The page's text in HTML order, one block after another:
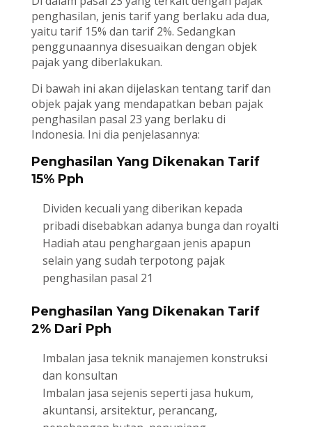
penghasilan, jenis tarif yang berlaku ada dua,
yaitu tarif 15% dan tarif 2%. Sedangkan
penggunaannya disesuaikan dengan objek
pajak yang diberlakukan.
Di bawah ini akan dijelaskan tentang tarif dan
objek pajak yang mendapatkan beban pajak
penghasilan pasal 23 yang berlaku di
Indonesia. Ini dia penjelasannya:
Penghasilan Yang Dikenakan Tarif
15% Pph
Dividen kecuali yang diberikan kepada
pribadi disebabkan adanya bunga dan royalti
Hadiah atau penghargaan jenis apapun
selain yang sudah terpotong pajak
penghasilan pasal 21
Penghasilan Yang Dikenakan Tarif
2% Dari Pph
Imbalan jasa teknik manajemen konstruksi
dan konsultan
Imbalan jasa sejenis seperti jasa hukum,
akuntansi, arsitektur, perancang,